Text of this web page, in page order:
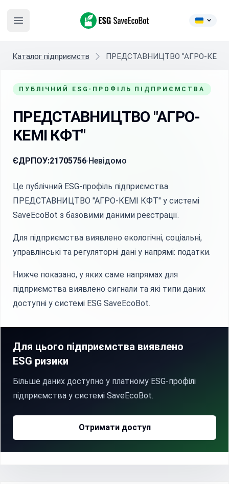
Open main menu
ESG SaveEcoBot
Каталог підприємств ПРЕДСТАВНИЦТВО "АГРО-КЕМІ
ПУБЛІЧНИЙ ESG-ПРОФІЛЬ ПІДПРИЄМСТВА
ПРЕДСТАВНИЦТВО "АГРО-
КЕМІ КФТ"
ЄДРПОУ:21705756 Невідомо
Це публічний ESG-профіль підприємства
ПРЕДСТАВНИЦТВО "АГРО-КЕМІ КФТ" у системі
SaveEcoBot з базовими даними реєстрації.
Для підприємства виявлено екологічні, соціальні,
управлінські та регуляторні дані у напрямі: податки.
Нижче показано, у яких саме напрямах для
підприємства виявлено сигнали та які типи даних
доступні у системі ESG SaveEcoBot.
Для цього підприємства виявлено
ESG ризики
Більше даних доступно у платному ESG-профілі
підприємства у системі SaveEcoBot.
Отримати доступ